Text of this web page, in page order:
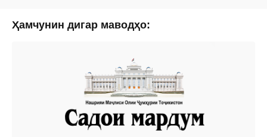
Ҳамчунин дигар маводҳо: